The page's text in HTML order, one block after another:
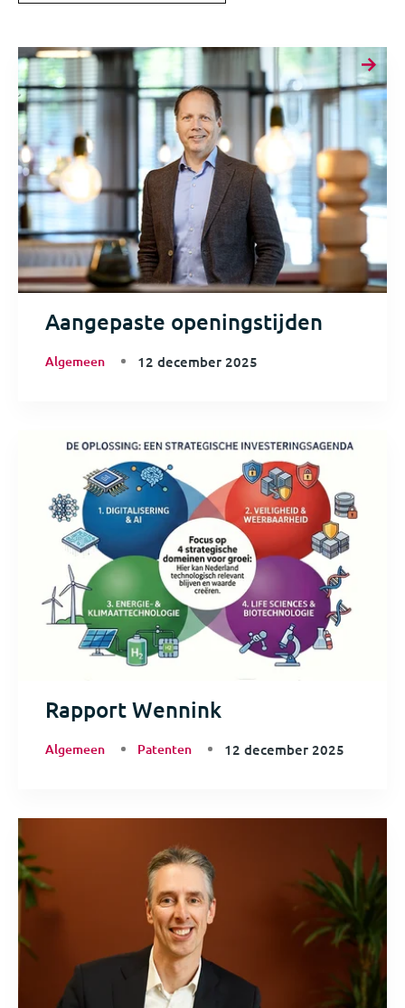
Aangepaste openingstijden
Algemeen 12 december 2025
Rapport Wennink
Algemeen Patenten 12 december 2025